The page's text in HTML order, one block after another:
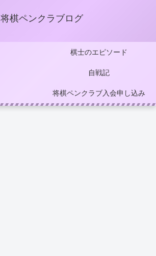
将棋ペンクラブログ
棋士のエピソード
自戦記
将棋ペンクラブ入会申し込み